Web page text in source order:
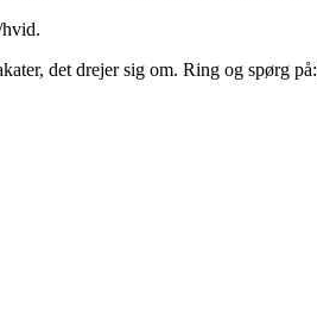
det drejer sig om. Ring og spørg på: